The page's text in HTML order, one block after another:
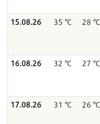
15.08.26 35 °C 28 °C
16.08.26 32 °C 27 °C
17.08.26 31 °C 26 °C